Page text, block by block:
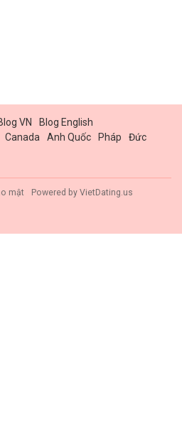
VN
Blog English
Canada Anh Quốc Pháp
Đức
mật Powered by VietDating.us